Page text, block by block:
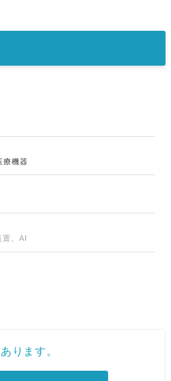
療機器
置、AI
ります。